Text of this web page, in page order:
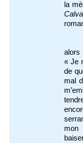
la
alors
« Je
de
mal
mon